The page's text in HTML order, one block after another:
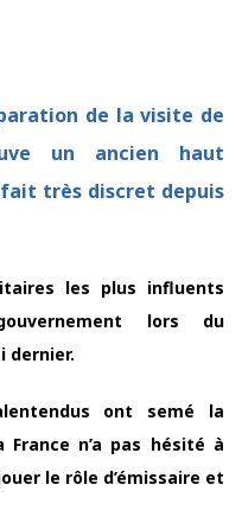
de la visite de
un ancien haut
très discret depuis
les plus influents
lors du
dernier.
ont semé la
n’a pas hésité à
le rôle d’émissaire et